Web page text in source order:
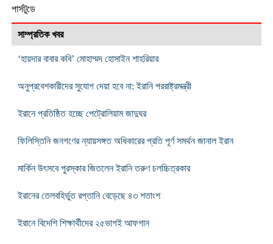
পার্সটুডে
সাম্প্রতিক খবর
‘হায়দার বাবার কবি’ মোহাম্মদ হোসাইন শাহরিয়ার
অনুপ্রবেশকারীদের সুযোগ দেয়া হবে না: ইরানি পররাষ্ট্রমন্ত্রী
ইরানে প্রতিষ্ঠিত হচ্ছে পেট্রোলিয়াম জাদুঘর
ফিলিস্তিনি জনগণের ন্যায়সঙ্গত অধিকারের প্রতি পূর্ণ সমর্থন জানাল ইরান
মার্কিন উৎসবে পুরস্কার জিতলেন ইরানি তরুণ চলচ্চিত্রকার
ইরানের তেলবহির্ভুত রপ্তানি বেড়েছে ৪৩ শতাংশ
ইরানে বিদেশি শিক্ষার্থীদের ২৫ভাগই আফগান